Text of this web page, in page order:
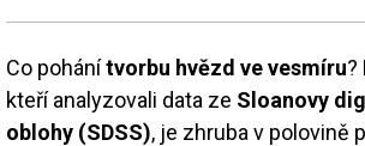
Co pohánítvorbu hvězd ve vesmíru?
kteří analyzovali data ze Sloanovy
oblohy (SDSS), je zhruba v polovině